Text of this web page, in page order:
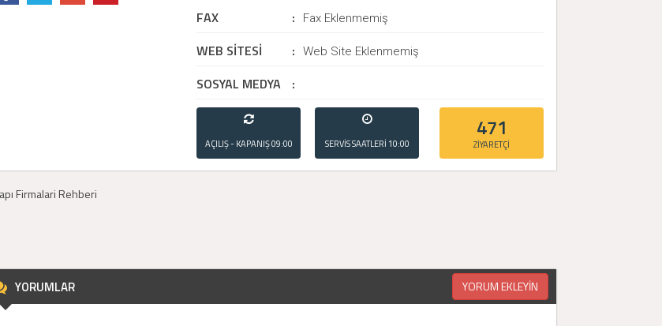
FAX : Fax Eklenmemiş
WEB SİTESİ : Web Site Eklenmemiş
SOSYAL MEDYA :
AÇILIŞ - KAPANIŞ09:00
- 21:00
SERVİS SAATLERİ 10:00
- 20:00
471
ZİYARETÇİ
YORUMLAR YORUM EKLEYİN